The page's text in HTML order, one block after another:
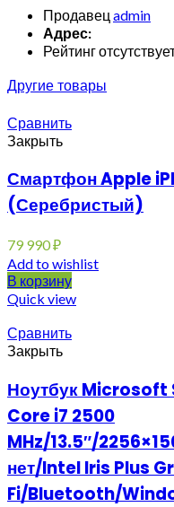
Продавец admin
Адрес:
Рейтинг
Другие товары
Сравнить
Закрыть
Смартфон Apple
(Серебристый)
79 990₽
Add to wishlist
В корзину
Quick view
Сравнить
Закрыть
Ноутбук
Core i7 2500
MHz/13.5″/
нет/Intel Iris Plus
Fi/Bluetooth/